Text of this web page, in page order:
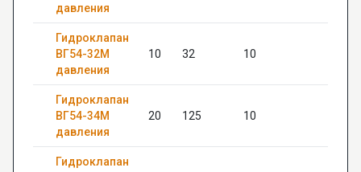
давления
Гидроклапан
ВГ54-32М
давления
10 32 10
Гидроклапан
ВГ54-34М
давления
20 125 10
Гидроклапан